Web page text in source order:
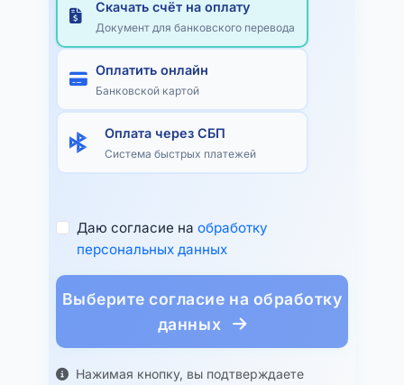
Скачать счёт на оплату
Документ для банковского перевода
Оплатить онлайн
Банковской картой
Оплата через СБП
Система быстрых платежей
Даю согласие на обработку
персональных данных
Выберите согласие на обработку
данных
Нажимая кнопку, вы подтверждаете